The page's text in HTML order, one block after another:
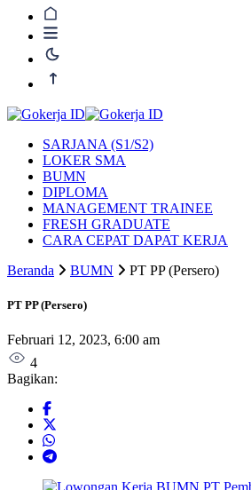
SARJANA (S1/S2)
LOKER SMA
BUMN
DIPLOMA
MANAGEMENT TRAINEE
FRESH GRADUATE
CARA CEPAT DAPAT KERJA
Beranda
BUMN PT PP (Persero)
PT PP (Persero)
Februari 12, 2023, 6:00 am
4
Bagikan: